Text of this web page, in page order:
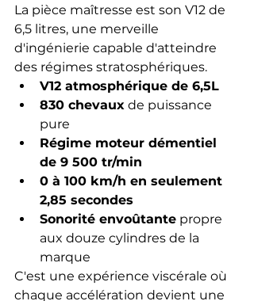
La pièce maîtresse est son V12 de
6,5 litres, une merveille
d'ingénierie capable d'atteindre
des régimes stratosphériques.
V12 atmosphérique de 6,5L
830 chevaux de puissance
pure
Régime moteur démentiel
de 9 500 tr/min
0 à 100 km/h en seulement
2,85 secondes
Sonorité envoûtante propre
aux douze cylindres de la
marque
C'est une expérience viscérale où
chaque accélération devient une